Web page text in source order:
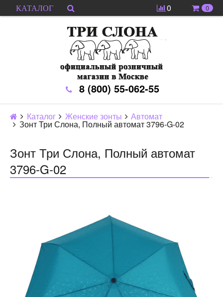
КАТАЛОГ 0 0
8 (800) 55-062-55
Каталог Женские зонты Автомат
Зонт Три Слона, Полный автомат 3796-G-02
Зонт Три Слона, Полный автомат
3796-G-02